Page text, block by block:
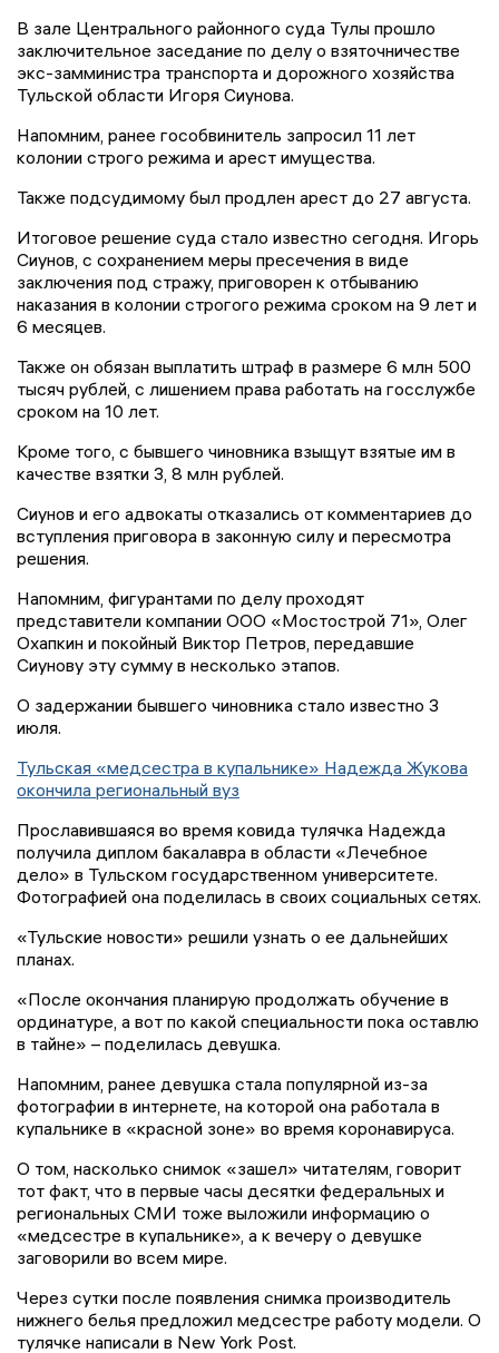
В зале Центрального районного суда Тулы прошло
заключительное заседание по делу о взяточничестве
экс-замминистра транспорта и дорожного хозяйства
Тульской области Игоря Сиунова.
Напомним, ранее гособвинитель запросил 11 лет
колонии строго режима и арест имущества.
Также подсудимому был продлен арест до 27 августа.
Итоговое решение суда стало известно сегодня. Игорь
Сиунов, с сохранением меры пресечения в виде
заключения под стражу, приговорен к отбыванию
наказания в колонии строгого режима сроком на 9 лет и
6 месяцев.
Также он обязан выплатить штраф в размере 6 млн 500
тысяч рублей, с лишением права работать на госслужбе
сроком на 10 лет.
Кроме того, с бывшего чиновника взыщут взятые им в
качестве взятки 3, 8 млн рублей.
Сиунов и его адвокаты отказались от комментариев до
вступления приговора в законную силу и пересмотра
решения.
Напомним, фигурантами по делу проходят
представители компании ООО «Мостострой 71», Олег
Охапкин и покойный Виктор Петров, передавшие
Сиунову эту сумму в несколько этапов.
О задержании бывшего чиновника стало известно 3
июля.
Тульская «медсестра в купальнике» Надежда Жукова
окончила региональный вуз
Прославившаяся во время ковида тулячка Надежда
получила диплом бакалавра в области «Лечебное
дело» в Тульском государственном университете.
Фотографией она поделилась в своих социальных сетях.
«Тульские новости» решили узнать о ее дальнейших
планах.
«После окончания планирую продолжать обучение в
ординатуре, а вот по какой специальности пока оставлю
в тайне» – поделилась девушка.
Напомним, ранее девушка стала популярной из-за
фотографии в интернете, на которой она работала в
купальнике в «красной зоне» во время коронавируса.
О том, насколько снимок «зашел» читателям, говорит
тот факт, что в первые часы десятки федеральных и
региональных СМИ тоже выложили информацию о
«медсестре в купальнике», а к вечеру о девушке
заговорили во всем мире.
Через сутки после появления снимка производитель
нижнего белья предложил медсестре работу модели. О
тулячке написали в New York Post.